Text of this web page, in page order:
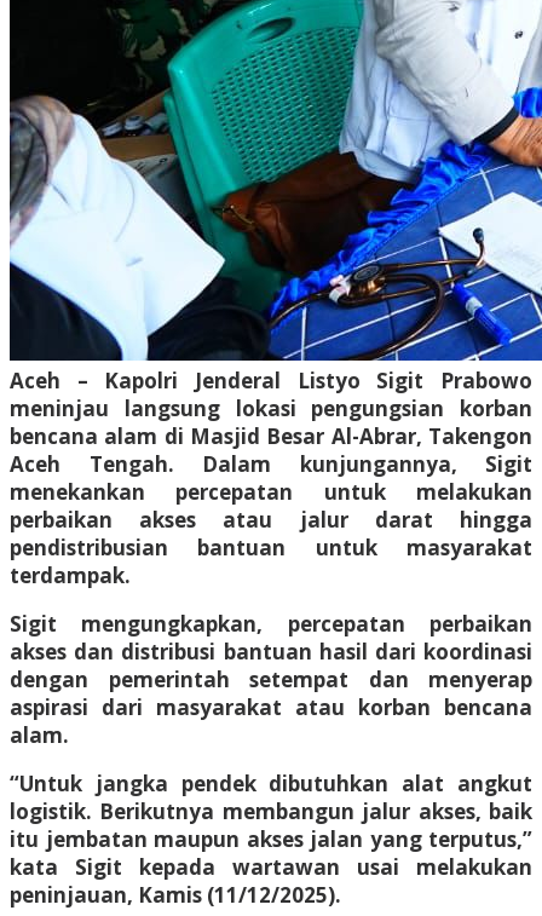
Aceh – Kapolri Jenderal Listyo Sigit Prabowo
meninjau langsung lokasi pengungsian korban
bencana alam di Masjid Besar Al-Abrar, Takengon
Aceh Tengah. Dalam kunjungannya, Sigit
menekankan percepatan untuk melakukan
perbaikan akses atau jalur darat hingga
pendistribusian bantuan untuk masyarakat
terdampak.
Sigit mengungkapkan, percepatan perbaikan
akses dan distribusi bantuan hasil dari koordinasi
dengan pemerintah setempat dan menyerap
aspirasi dari masyarakat atau korban bencana
alam.
“Untuk jangka pendek dibutuhkan alat angkut
logistik. Berikutnya membangun jalur akses, baik
itu jembatan maupun akses jalan yang terputus,”
kata Sigit kepada wartawan usai melakukan
peninjauan, Kamis (11/12/2025).